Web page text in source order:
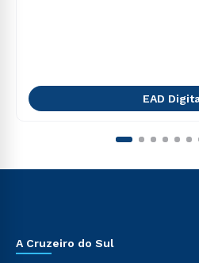
EAD
A Cruzeiro do Sul